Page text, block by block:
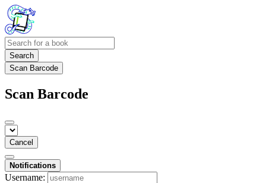
Search
Scan Barcode
Scan Barcode
Cancel
Notifications
Username: